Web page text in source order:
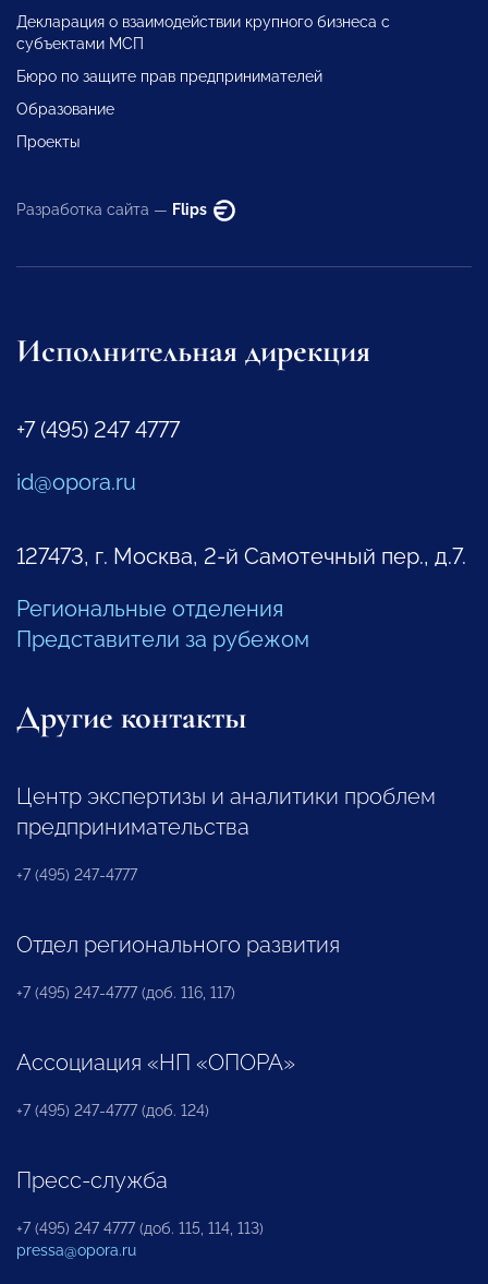
Декларация о взаимодействии крупного бизнеса с
субъектами МСП
Бюро по защите прав предпринимателей
Образование
Проекты
Разработка сайта — Flips
Исполнительная дирекция
+7 (495) 247 4777
id@opora.ru
127473, г. Москва, 2-й Самотечный пер., д.7.
Региональные отделения
Представители за рубежом
Другие контакты
Центр экспертизы и аналитики проблем
предпринимательства
+7 (495) 247-4777
Отдел регионального развития
+7 (495) 247-4777 (доб. 116, 117)
Ассоциация «НП «ОПОРА»
+7 (495) 247-4777 (доб. 124)
Пресс-служба
+7 (495) 247 4777 (доб. 115, 114, 113)
pressa@opora.ru